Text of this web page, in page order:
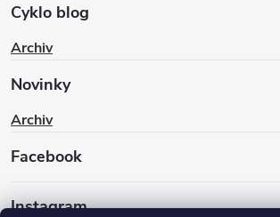
Cyklo blog
Archiv
Novinky
Archiv
Facebook
Instagram